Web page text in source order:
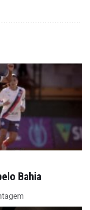
Bahia